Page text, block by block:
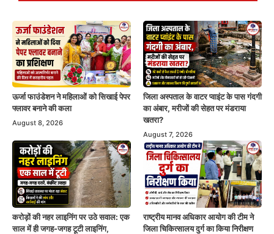
ऊर्जा फाउंडेशन ने महिलाओं को सिखाई पेपर
फ्लावर बनाने की कला
August 8, 2026
जिला अस्पताल के वाटर प्वाइंट के पास गंदगी
का अंबार, मरीजों की सेहत पर मंडराया
खतरा?
August 7, 2026
करोड़ों की नहर लाइनिंग पर उठे सवाल: एक
साल में ही जगह-जगह टूटी लाइनिंग,
राष्ट्रीय मानव अधिकार आयोग की टीम ने
जिला चिकित्सालय दुर्ग का किया निरीक्षण